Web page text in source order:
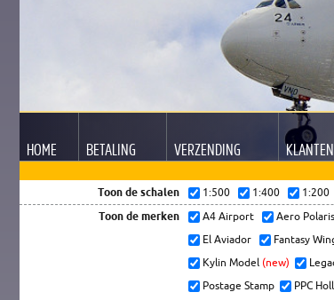
HOME BETALING VERZENDING KLANTEN
Toon de schalen
1:500 1:400 1:200
Toon de merken A4 Airport Aero Polaris
El Aviador
Fantasy
Kylin Model (new)
Postage Stamp
PPC